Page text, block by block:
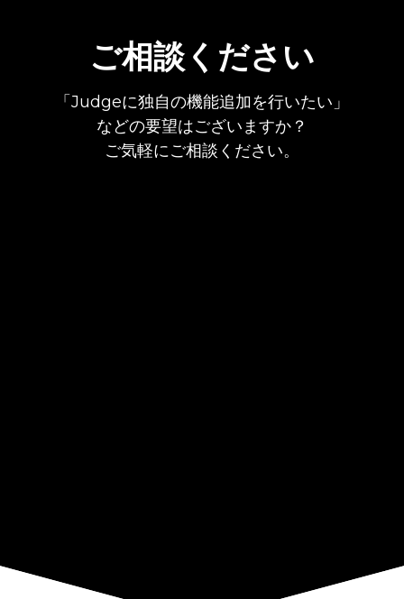
ご相談ください
「Judgeに独自の機能追加を行いたい」
などの要望はございますか？
ご気軽にご相談ください。